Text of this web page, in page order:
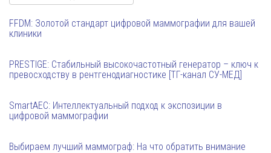
FFDM: Золотой стандарт цифровой маммографии для вашей
клиники
PRESTIGE: Стабильный высокочастотный генератор – ключ к
превосходству в рентгенодиагностике [ТГ-канал СУ-МЕД]
SmartAEC: Интеллектуальный подход к экспозиции в
цифровой маммографии
Выбираем лучший маммограф: На что обратить внимание